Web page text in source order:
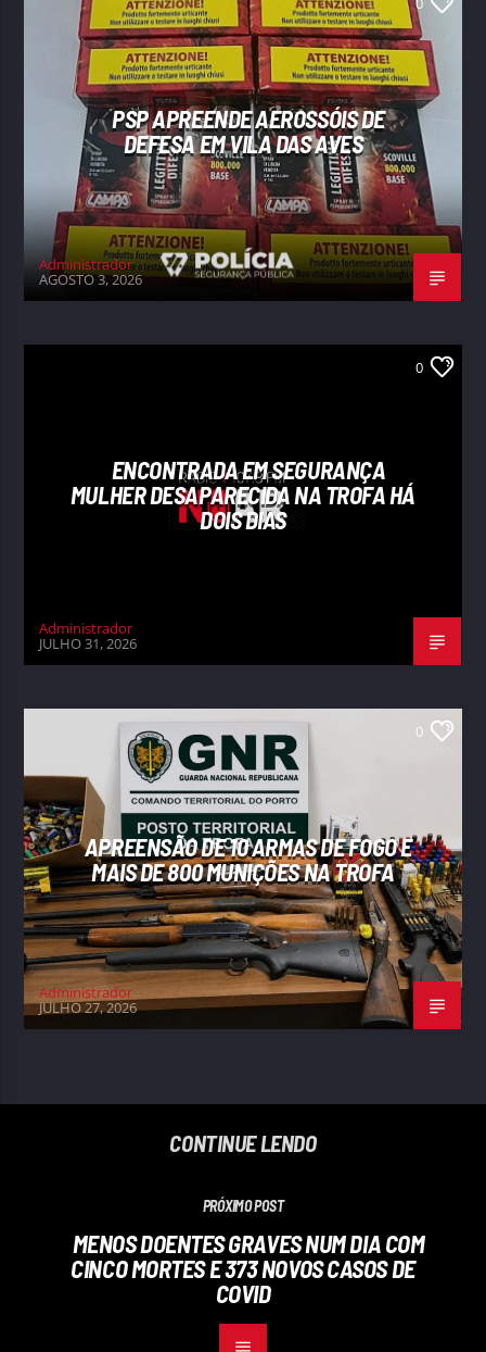
PSP APREENDE AEROSSÓIS DE
DEFESA EM VILA DAS AVES
Administrador
AGOSTO 3, 2026
0
ENCONTRADA EM SEGURANÇA
MULHER DESAPARECIDA NA TROFA HÁ
DOIS DIAS
Administrador
JULHO 31, 2026
0
APREENSÃO DE 10 ARMAS DE FOGO E
MAIS DE 800 MUNIÇÕES NA TROFA
Administrador
JULHO 27, 2026
CONTINUE LENDO
PRÓXIMO POST
MENOS DOENTES GRAVES NUM DIA COM
CINCO MORTES E 373 NOVOS CASOS DE
COVID